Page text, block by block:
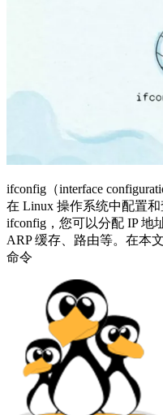
ifconfig（interface
在 Linux 操作系统中配置
ifconfig，您可以分配 IP 地
ARP 缓存、路由等。在本
命令